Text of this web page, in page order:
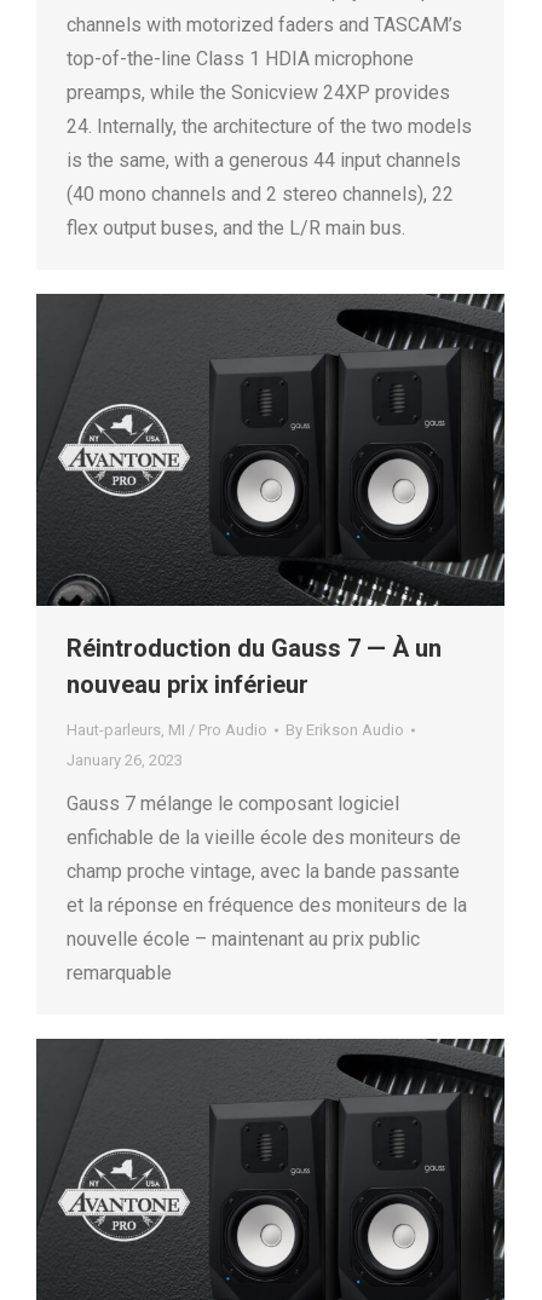
channels with motorized faders and TASCAM’s
top-of-the-line Class 1 HDIA microphone
preamps, while the Sonicview 24XP provides
24. Internally, the architecture of the two models
is the same, with a generous 44 input channels
(40 mono channels and 2 stereo channels), 22
flex output buses, and the L/R main bus.
Réintroduction du Gauss 7 — À un
nouveau prix inférieur
Haut-parleurs, MI / Pro Audio By Erikson Audio
January 26, 2023
Gauss 7 mélange le composant logiciel
enfichable de la vieille école des moniteurs de
champ proche vintage, avec la bande passante
et la réponse en fréquence des moniteurs de la
nouvelle école – maintenant au prix public
remarquable